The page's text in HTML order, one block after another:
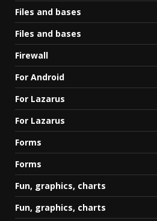
Files and bases
Files and bases
Firewall
For Android
For Lazarus
For Lazarus
Forms
Forms
Fun, graphics, charts
Fun, graphics, charts